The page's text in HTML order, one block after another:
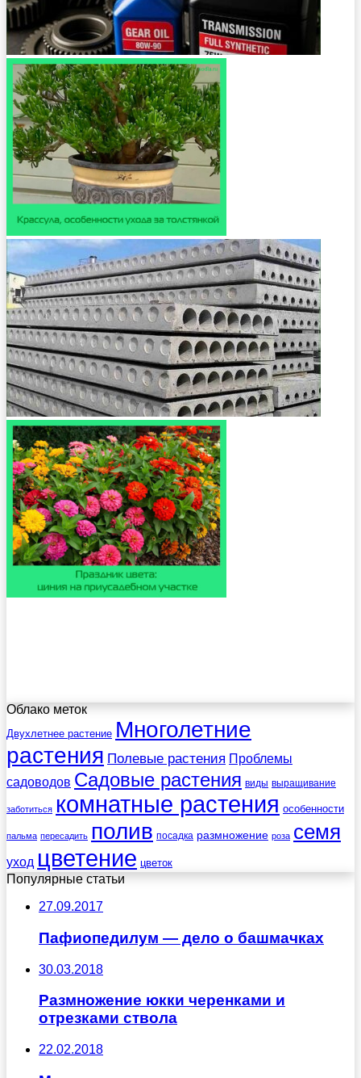
Облако меток
Двухлетнее растение Многолетние
растения Полевые растения Проблемы
садоводов Садовые растения виды выращивание
заботиться комнатные растения особенности
пальма пересадить полив посадка размножение роза семя
уход цветение цветок
Популярные статьи
27.09.2017
Пафиопедилум — дело о башмачках
30.03.2018
Размножение юкки черенками и
отрезками ствола
22.02.2018